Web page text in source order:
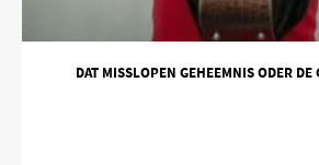
DAT MISSLOPEN GEHEEMNIS ODER DE